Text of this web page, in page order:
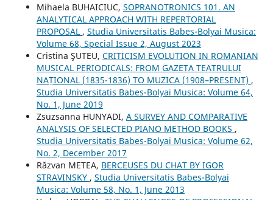
Mihaela BUHAICIUC, SOPRANOTRONICS 101. AN
ANALYTICAL APPROACH WITH REPERTORIAL
PROPOSAL , Studia Universitatis Babes-Bolyai Musica:
Volume 68, Special Issue 2, August 2023
Cristina ŞUTEU, CRITICISM EVOLUTION IN ROMANIAN
MUSICAL PERIODICALS: FROM GAZETA TEATRULUI
NAȚIONAL (1835-1836) TO MUZICA (1908–PRESENT) ,
Studia Universitatis Babes-Bolyai Musica: Volume 64,
No. 1, June 2019
Zsuzsanna HUNYADI, A SURVEY AND COMPARATIVE
ANALYSIS OF SELECTED PIANO METHOD BOOKS ,
Studia Universitatis Babes-Bolyai Musica: Volume 62,
No. 2, December 2017
Răzvan METEA, BERCEUSES DU CHAT BY IGOR
STRAVINSKY , Studia Universitatis Babes-Bolyai
Musica: Volume 58, No. 1, June 2013